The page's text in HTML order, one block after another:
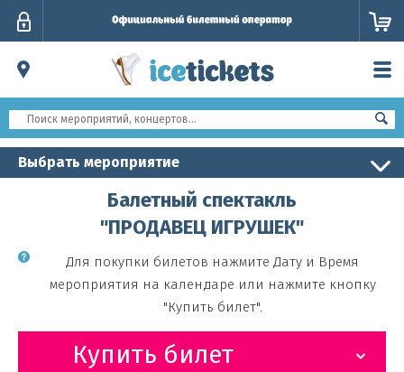
Выбрать мероприятие
Балетный спектакль
"ПРОДАВЕЦ ИГРУШЕК"
Для покупки билетов нажмите Дату и Время
мероприятия на календаре или нажмите кнопку
"Купить билет".
Купить билет